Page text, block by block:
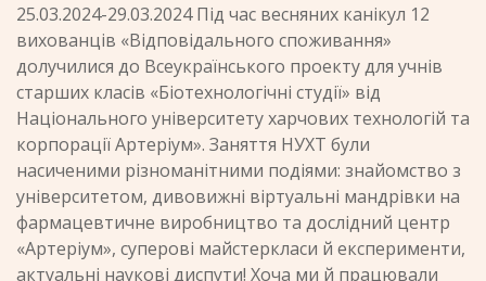
25.03.2024-29.03.2024Під час весняних канікул 12
вихованців «Відповідального споживання»
долучилися до Всеукраїнського проекту для учнів
старших класів «Біотехнологічні студії» від
Національного університету харчових технологій та
корпорації Артеріум». Заняття НУХТ були
насиченими різноманітними подіями: знайомство з
університетом, дивовижні віртуальні мандрівки на
фармацевтичне виробництво та дослідний центр
«Артеріум», суперові майстеркласи й експерименти,
актуальні наукові диспути! Хоча ми й працювали